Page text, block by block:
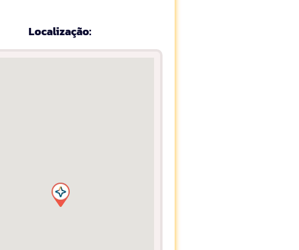
Localização: